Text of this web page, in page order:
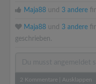
Maja88 und 3 andere
Maja88 und 3 andere
geschrieben.
2 Kommentare Ausklappen